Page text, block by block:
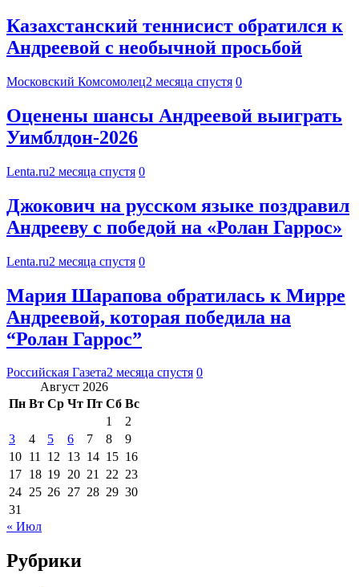
Казахстанский теннисист обратился к
Андреевой с необычной просьбой
Московский Комсомолец2 месяца спустя 0
Оценены шансы Андреевой выиграть
Уимблдон-2026
Lenta.ru2 месяца спустя 0
Джокович на русском языке поздравил
Андрееву с победой на «Ролан Гаррос»
Lenta.ru2 месяца спустя 0
Мария Шарапова обратилась к Мирре
Андреевой, которая победила на
“Ролан Гаррос”
Российская Газета2 месяца спустя 0
Август 2026
Пн Вт Ср Чт Пт Сб Вс
1
2
3
4 5 6 7 8
9
10 11 12 13 14 15 16
17 18 19 20 21 22 23
24 25 26 27 28 29 30
31
« Июл
Рубрики